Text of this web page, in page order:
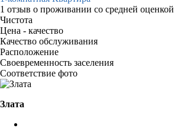
1 отзыв о проживании со средней оценкой
Чистота
Цена - качество
Качество обслуживания
Расположение
Своевременность заселения
Соответствие фото
Злата